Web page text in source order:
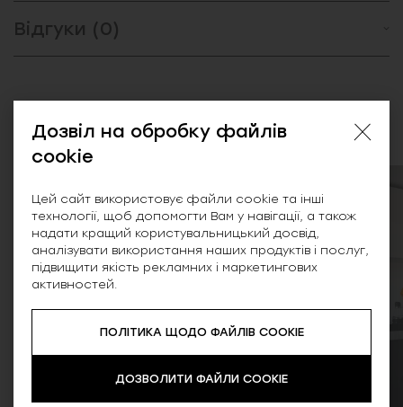
Відгуки (0)
Схожі товари
Дозвіл на обробку файлів
cookie
Цей сайт використовує файли cookie та інші
технології, щоб допомогти Вам у навігації, а також
надати кращий користувальницький досвід,
аналізувати використання наших продуктів і послуг,
підвищити якість рекламних і маркетингових
активностей.
ПОЛІТИКА ЩОДО ФАЙЛІВ COOKIE
ДОЗВОЛИТИ ФАЙЛИ COOKIE